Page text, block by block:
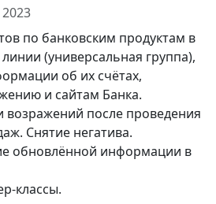
по банковским продуктам в
(универсальная группа),
об их счётах,
и сайтам Банка.
возражений после проведения
Снятие негатива.
обновлённой информации в
классы.